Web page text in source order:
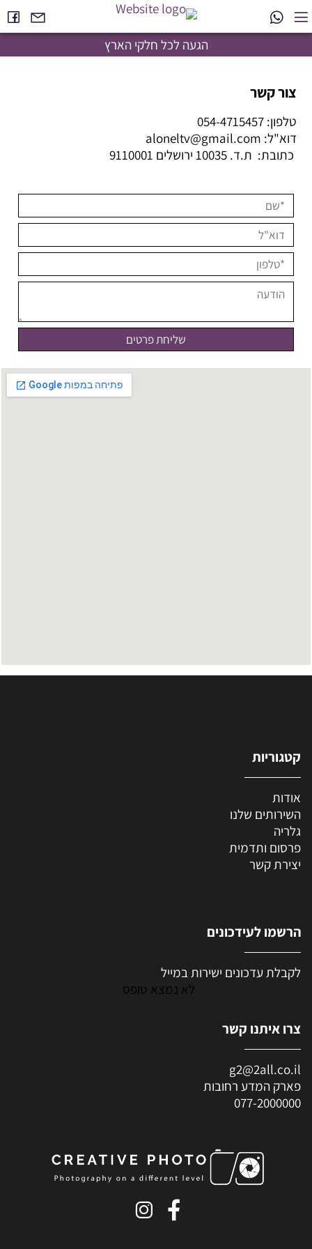
הגעה לכל חלקי הארץ
צור קשר
טלפון: 054-4715457
דוא"ל: aloneltv@gmail.com
כתובת: ת.ד. 10035 ירושלים 9110001
קטגוריות
אודות
השירותים שלנו
גלריה
פרסום ותדמית
יצירת קשר
הרשמו לעידכונים
לקבלת עדכונים ישירות במייל
לא נמצא טופס
צרו איתנו קשר
g2@2all.co.il
פארק המדע רחובות
077-2000000